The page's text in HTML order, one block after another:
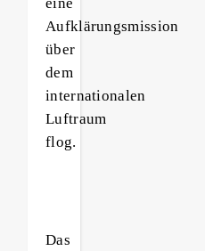
Aufklärungsmission
über
dem
internationalen
Luftraum
flog.
Das